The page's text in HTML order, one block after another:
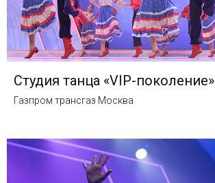
Студия танца «VIP-поколение»
Газпром трансгаз Москва